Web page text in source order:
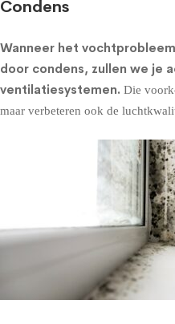
Condens
Wanneer het
door condens, zullen we je
ventilatiesystemen. Die
maar verbeteren ook de